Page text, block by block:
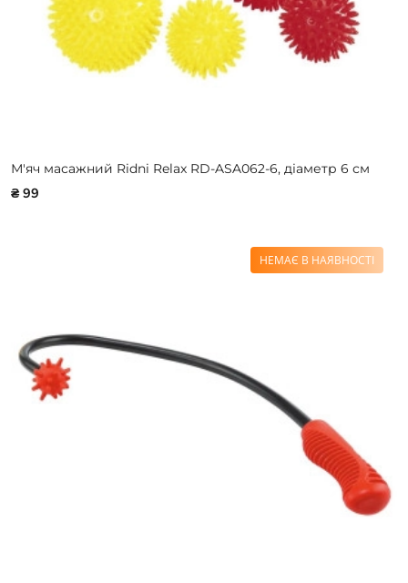
М'яч масажний Ridni Relax RD-ASA062-6, діаметр 6 см
₴ 99
НЕМАЄ В НАЯВНОСТІ